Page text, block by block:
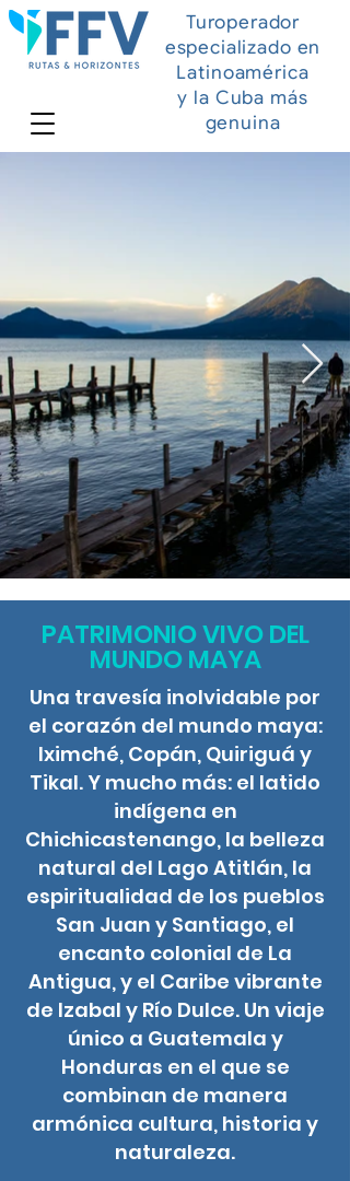
Turoperador
especializado en
Latinoamérica
y la Cuba más
genuina
PATRIMONIO VIVO DEL
MUNDO MAYA
Una travesía inolvidable por
el corazón del mundo maya:
Iximché, Copán, Quiriguá y
Tikal. Y mucho más: el latido
indígena en
Chichicastenango, la belleza
natural del Lago Atitlán, la
espiritualidad de los pueblos
San Juan y Santiago, el
encanto colonial de La
Antigua, y el Caribe vibrante
de Izabal y Río Dulce. Un viaje
único a Guatemala y
Honduras en el que se
combinan de manera
armónica cultura, historia y
naturaleza.